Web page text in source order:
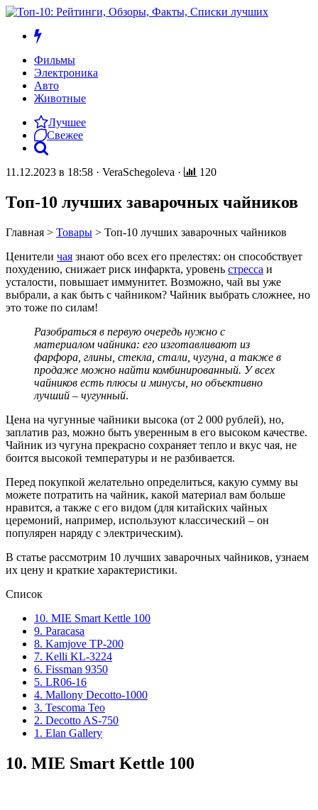
Фильмы
Электроника
Авто
Животные
Лучшее
Свежее
11.12.2023 в 18:58 · VeraSchegoleva · 120
Топ-10 лучших заварочных чайников
Главная > Товары > Топ-10 лучших заварочных чайников
Ценители чая знают обо всех его прелестях: он способствует
похудению, снижает риск инфаркта, уровень стресса и
усталости, повышает иммунитет. Возможно, чай вы уже
выбрали, а как быть с чайником? Чайник выбрать сложнее, но
это тоже по силам!
Разобраться в первую очередь нужно с
материалом чайника: его изготавливают из
фарфора, глины, стекла, стали, чугуна, а также в
продаже можно найти комбинированный. У всех
чайников есть плюсы и минусы, но объективно
лучший – чугунный.
Цена на чугунные чайники высока (от 2 000 рублей), но,
заплатив раз, можно быть уверенным в его высоком качестве.
Чайник из чугуна прекрасно сохраняет тепло и вкус чая, не
боится высокой температуры и не разбивается.
Перед покупкой желательно определиться, какую сумму вы
можете потратить на чайник, какой материал вам больше
нравится, а также с его видом (для китайских чайных
церемоний, например, используют классический – он
популярен наряду с электрическим).
В статье рассмотрим 10 лучших заварочных чайников, узнаем
их цену и краткие характеристики.
Список
10. MIE Smart Kettle 100
9. Paracasa
8. Kamjove TP-200
7. Kelli KL-3224
6. Fissman 9350
5. LR06-16
4. Mallony Decotto-1000
3. Tescoma Teo
2. Decotto AS-750
1. Elan Gallery
10. MIE Smart Kettle 100